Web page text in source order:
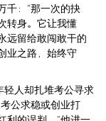
千：“那一次的抉
转身。它让我懂
远留给敢闯敢干的
业之路，始终守
轻人却扎堆考公寻求
公求稳或创业打